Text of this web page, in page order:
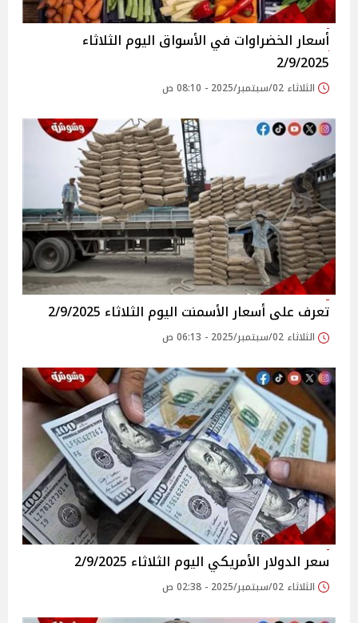
أسعار الخضراوات في الأسواق‎‎ اليوم الثلاثاء
2/9/2025
الثلاثاء 02/سبتمبر/2025 - 08:10 ص
تعرف على أسعار الأسمنت اليوم الثلاثاء 2/9/2025
الثلاثاء 02/سبتمبر/2025 - 06:13 ص
سعر الدولار الأمريكي اليوم الثلاثاء 2/9/2025
الثلاثاء 02/سبتمبر/2025 - 02:38 ص